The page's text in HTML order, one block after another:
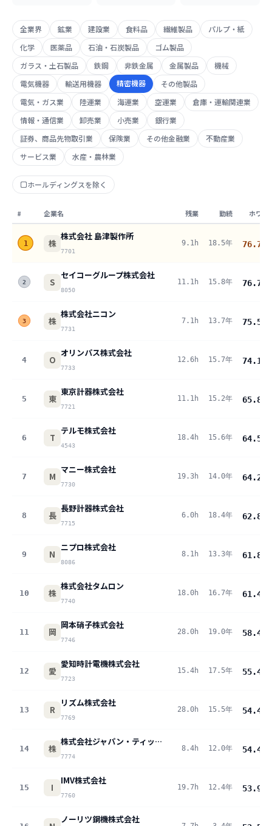
全業界 鉱業 建設業 食料品 繊維製品
パルプ・紙
化学
医薬品 石油・石炭製品
ゴム製品
ガラス・土石製品
鉄鋼 非鉄金属 金属製品
機械
電気機器
輸送用機器 精密機器
その他製品
電気・ガス業
陸運業 海運業 空運業
倉庫・運輸関連業
情報・通信業
卸売業 小売業
銀行業
証券、商品先物取引業
保険業 その他金融業
不動産業
サービス業
水産・農林業
ホールディングスを除く
# 企業名 残業 勤続 ホワイ
1 株
株式会社 島津製作所
7701
9.1h 18.5年 76.7
2 S
セイコーグループ株式会社
8050
11.1h 15.8年 76.7
3 株
株式会社ニコン
7731
7.1h 13.7年 75.5
4 O
オリンパス株式会社
7733
12.6h 15.7年 74.1
5 東
東京計器株式会社
7721
11.1h 15.2年 65.8
6 T
テルモ株式会社
4543
18.4h 15.6年 64.5
7 M
マニー株式会社
7730
19.3h 14.0年 64.2
8 長
長野計器株式会社
7715
6.0h 18.4年 62.8
9 N
ニプロ株式会社
8086
8.1h 13.3年 61.8
10 株
株式会社タムロン
7740
18.0h 16.7年 61.4
11 岡
岡本硝子株式会社
7746
28.0h 19.0年 58.4
12 愛
愛知時計電機株式会社
7723
15.4h 17.5年 55.4
13 R
リズム株式会社
7769
28.0h 15.5年 54.4
14 株
株式会社ジャパン・ティッシュエンジニアリング
7774
8.4h 12.0年 54.4
15 I
IMV株式会社
7760
19.7h 12.4年 53.9
ノーリツ鋼機株式会社